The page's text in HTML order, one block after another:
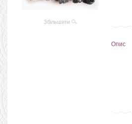
Збільшити
Опис